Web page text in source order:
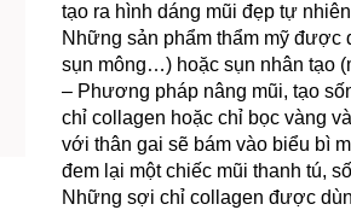
tạo ra hình dáng mũi đẹp tự
Những sản phẩm thẩm mỹ
sụn mông…) hoặc sụn nhân tạo
– Phương pháp nâng mũi, tạo
chỉ collagen hoặc chỉ bọc vàng
với thân gai sẽ bám vào biểu bì
đem lại một chiếc mũi thanh tú,
Những sợi chỉ collagen được